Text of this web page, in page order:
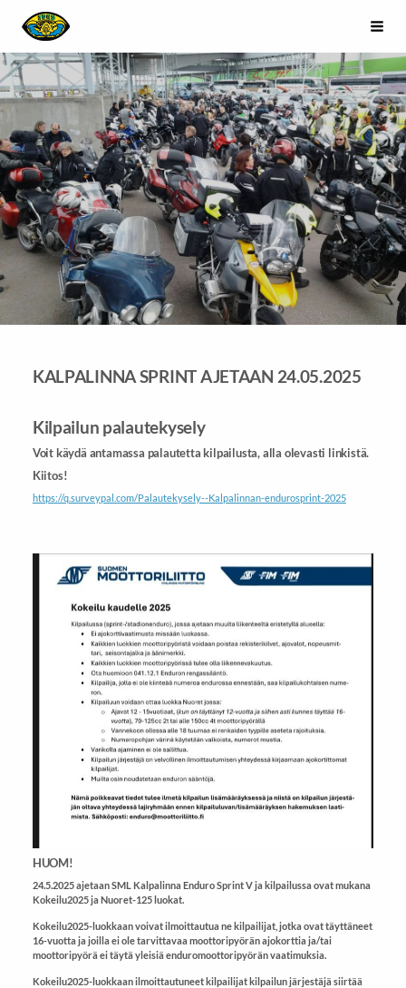
Siirry
sivun
sisältöön
Riihimäen Moottoripyöräkerho Kahvakopla ry.
KALPALINNA SPRINT AJETAAN 24.05.2025
Kilpailun palautekysely
Voit käydä antamassa palautetta kilpailusta, alla olevasti linkistä.
Kiitos!
https://q.surveypal.com/Palautekysely--Kalpalinnan-endurosprint-2025
HUOM!
24.5.2025 ajetaan SML Kalpalinna Enduro Sprint V ja kilpailussa ovat mukana
Kokeilu2025 ja Nuoret-125 luokat.
Kokeilu2025-luokkaan voivat ilmoittautua ne kilpailijat, jotka ovat täyttäneet
16-vuotta ja joilla ei ole tarvittavaa moottoripyörän ajokorttia ja/tai
moottoripyörä ei täytä yleisiä enduromoottoripyörän vaatimuksia.
Kokeilu2025-luokkaan ilmoittautuneet kilpailijat kilpailun järjestäjä siirtää